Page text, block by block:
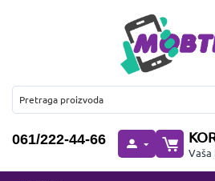
061/222-44-66
Vaša